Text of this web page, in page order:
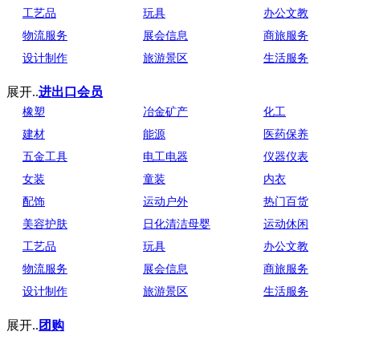
工艺品
玩具 办公文教
物流服务
展会信息 商旅服务
设计制作
旅游景区 生活服务
展开..进出口会员
橡塑 冶金矿产 化工
建材
能源 医药保养
五金工具
电工电器 仪器仪表
女装
童装 内衣
配饰
运动户外 热门百货
美容护肤
日化清洁母婴 运动休闲
工艺品
玩具 办公文教
物流服务
展会信息 商旅服务
设计制作
旅游景区 生活服务
展开.. 团购